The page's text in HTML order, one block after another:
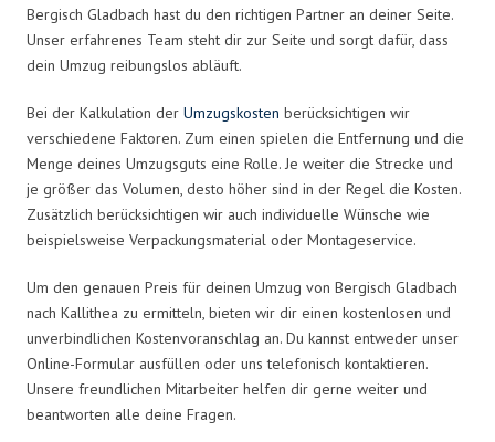
Bergisch Gladbach hast du den richtigen Partner an deiner Seite.
Unser erfahrenes Team steht dir zur Seite und sorgt dafür, dass
dein Umzug reibungslos abläuft.
Bei der Kalkulation der Umzugskosten berücksichtigen wir
verschiedene Faktoren. Zum einen spielen die Entfernung und die
Menge deines Umzugsguts eine Rolle. Je weiter die Strecke und
je größer das Volumen, desto höher sind in der Regel die Kosten.
Zusätzlich berücksichtigen wir auch individuelle Wünsche wie
beispielsweise Verpackungsmaterial oder Montageservice.
Um den genauen Preis für deinen Umzug von Bergisch Gladbach
nach Kallithea zu ermitteln, bieten wir dir einen kostenlosen und
unverbindlichen Kostenvoranschlag an. Du kannst entweder unser
Online-Formular ausfüllen oder uns telefonisch kontaktieren.
Unsere freundlichen Mitarbeiter helfen dir gerne weiter und
beantworten alle deine Fragen.